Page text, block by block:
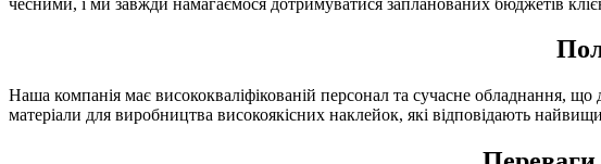
Наша компанія має висококваліфікованій персонал та сучасне обладнання, що
матеріали для виробництва високоякісних наклейок, які відповідають